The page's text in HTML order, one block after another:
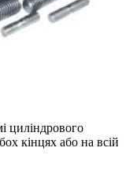
циліндрового
кінцях або на всій